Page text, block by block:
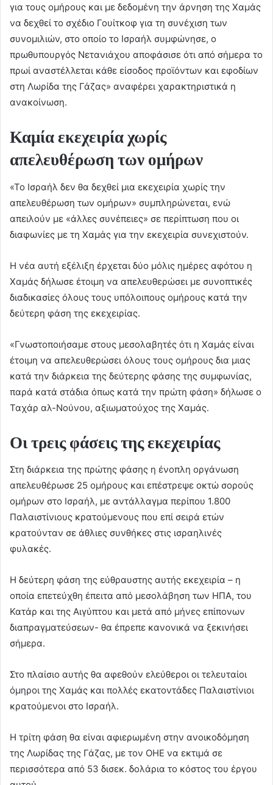
για τους ομήρους και με δεδομένη την άρνηση της Χαμάς
να δεχθεί το σχέδιο Γουίτκοφ για τη συνέχιση των
συνομιλιών, στο οποίο το Ισραήλ συμφώνησε, ο
πρωθυπουργός Νετανιάχου αποφάσισε ότι από σήμερα το
πρωί αναστέλλεται κάθε είσοδος προϊόντων και εφοδίων
στη Λωρίδα της Γάζας» αναφέρει χαρακτηριστικά η
ανακοίνωση.
Καμία εκεχειρία χωρίς
απελευθέρωση των ομήρων
«Το Ισραήλ δεν θα δεχθεί μια εκεχειρία χωρίς την
απελευθέρωση των ομήρων» συμπληρώνεται, ενώ
απειλούν με «άλλες συνέπειες» σε περίπτωση που οι
διαφωνίες με τη Χαμάς για την εκεχειρία συνεχιστούν.
Η νέα αυτή εξέλιξη έρχεται δύο μόλις ημέρες αφότου η
Χαμάς δήλωσε έτοιμη να απελευθερώσει με συνοπτικές
διαδικασίες όλους τους υπόλοιπους ομήρους κατά την
δεύτερη φάση της εκεχειρίας.
«Γνωστοποιήσαμε στους μεσολαβητές ότι η Χαμάς είναι
έτοιμη να απελευθερώσει όλους τους ομήρους δια μιας
κατά την διάρκεια της δεύτερης φάσης της συμφωνίας,
παρά κατά στάδια όπως κατά την πρώτη φάση» δήλωσε ο
Ταχάρ αλ-Νούνου, αξιωματούχος της Χαμάς.
Οι τρεις φάσεις της εκεχειρίας
Στη διάρκεια της πρώτης φάσης η ένοπλη οργάνωση
απελευθέρωσε 25 ομήρους και επέστρεψε οκτώ σορούς
ομήρων στο Ισραήλ, με αντάλλαγμα περίπου 1.800
Παλαιστίνιους κρατούμενους που επί σειρά ετών
κρατούνταν σε άθλιες συνθήκες στις ισραηλινές
φυλακές.
Η δεύτερη φάση της εύθραυστης αυτής εκεχειρία – η
οποία επετεύχθη έπειτα από μεσολάβηση των ΗΠΑ, του
Κατάρ και της Αιγύπτου και μετά από μήνες επίπονων
διαπραγματεύσεων- θα έπρεπε κανονικά να ξεκινήσει
σήμερα.
Στο πλαίσιο αυτής θα αφεθούν ελεύθεροι οι τελευταίοι
όμηροι της Χαμάς και πολλές εκατοντάδες Παλαιστίνιοι
κρατούμενοι στο Ισραήλ.
Η τρίτη φάση θα είναι αφιερωμένη στην ανοικοδόμηση
της Λωρίδας της Γάζας, με τον ΟΗΕ να εκτιμά σε
περισσότερα από 53 δισεκ. δολάρια το κόστος του έργου